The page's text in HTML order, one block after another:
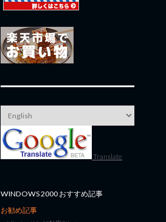
Translate
WINDOWS 2000 おすすめ記事
お勧め記事